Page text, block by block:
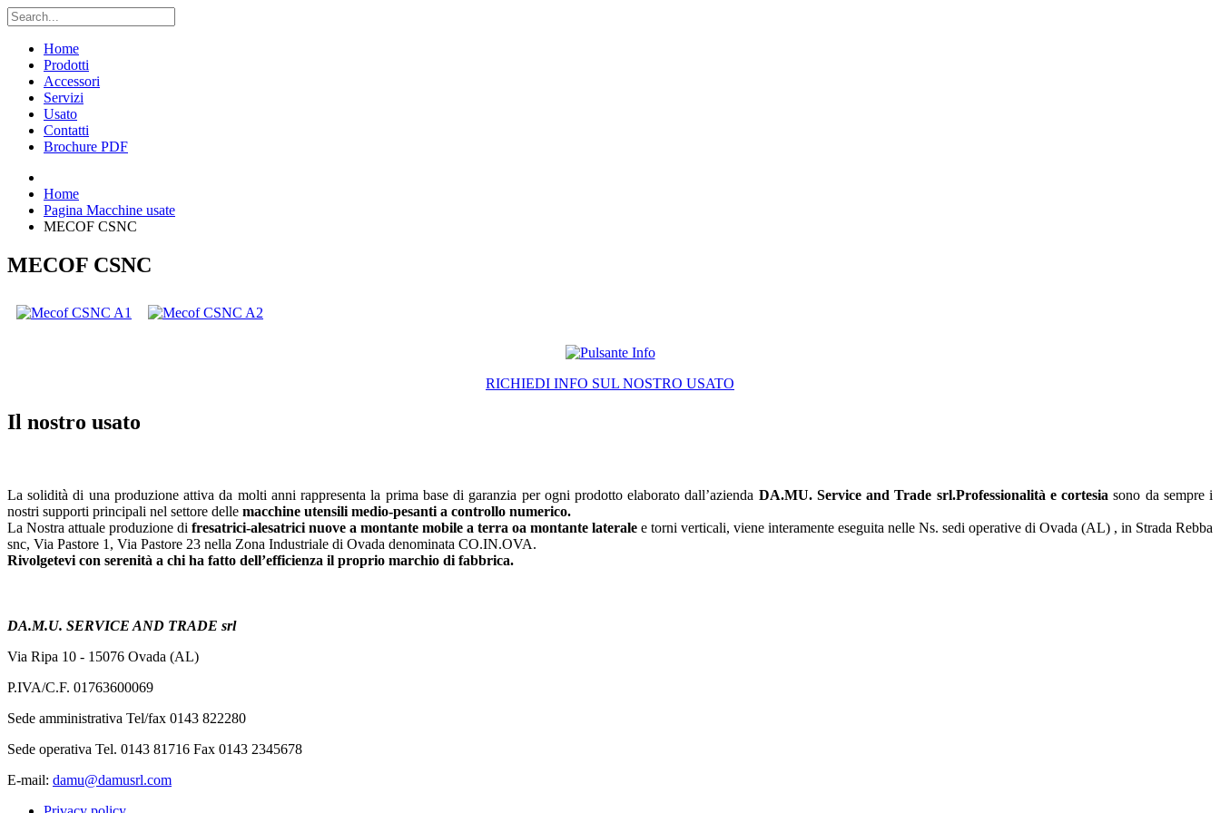
Home
Prodotti
Accessori
Servizi
Usato
Contatti
Brochure PDF
Home
Pagina Macchine usate
MECOF CSNC
MECOF CSNC
RICHIEDI INFO SUL NOSTRO USATO
Il nostro usato
La solidità di una produzione attiva da molti anni rappresenta la prima base di garanzia per ogni prodotto elaborato dall’azienda DA.MU. Service and Trade srl.Professionalità e cortesia sono da sempre i
nostri supporti principali nel settore delle macchine utensili medio-pesanti a controllo numerico.
La Nostra attuale produzione di fresatrici-alesatrici nuove a montante mobile a terra oa montante laterale e torni verticali, viene interamente eseguita nelle Ns. sedi operative di Ovada (AL) , in Strada Rebba
snc, Via Pastore 1, Via Pastore 23 nella Zona Industriale di Ovada denominata CO.IN.OVA.
Rivolgetevi con serenità a chi ha fatto dell’efficienza il proprio marchio di fabbrica.
DA.M.U. SERVICE AND TRADE srl
Via Ripa 10 - 15076 Ovada (AL)
P.IVA/C.F. 01763600069
Sede amministrativa Tel/fax 0143 822280
Sede operativa Tel. 0143 81716 Fax 0143 2345678
E-mail: damu@damusrl.com